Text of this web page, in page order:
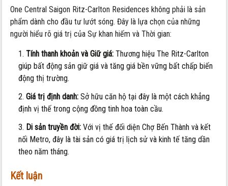
One Central Saigon Ritz-Carlton Residences không phải là sản
phẩm dành cho đầu tư lướt sóng. Đây là lựa chọn của những
người hiểu rõ giá trị của Sự khan hiếm và Thời gian:
Tính thanh khoản và Giữ giá: Thương hiệu The Ritz-Carlton
giúp bất động sản giữ giá và tăng giá bền vững bất chấp biến
động thị trường.
Giá trị định danh: Sở hữu căn hộ tại đây là một cách khẳng
định vị thế trong cộng đồng tinh hoa toàn cầu.
Di sản truyền đời: Với vị thế đối diện Chợ Bến Thành và kết
nối Metro, đây là tài sản có giá trị lịch sử và kinh tế tăng dần
theo năm tháng.
Kết luận